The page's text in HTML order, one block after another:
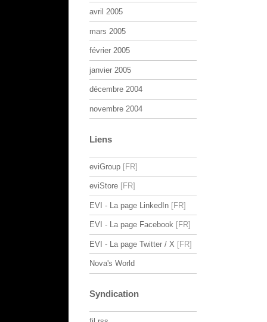
avril 2005
mars 2005
février 2005
janvier 2005
décembre 2004
novembre 2004
Liens
eviGroup
eviStore
EVI - La page LinkedIn
EVI - La page Facebook
EVI - La page Twitter / X
Nova's World
Syndication